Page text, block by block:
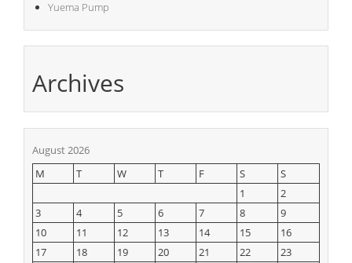
Yuema Pump
Archives
August 2026
M
T W T F S
S
1
2
3
4 5 6 7 8
9
10
11 12 13 14 15
16
17
18 19 20 21 22
23